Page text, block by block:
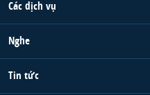
Các dịch vụ
Nghe
Tin tức